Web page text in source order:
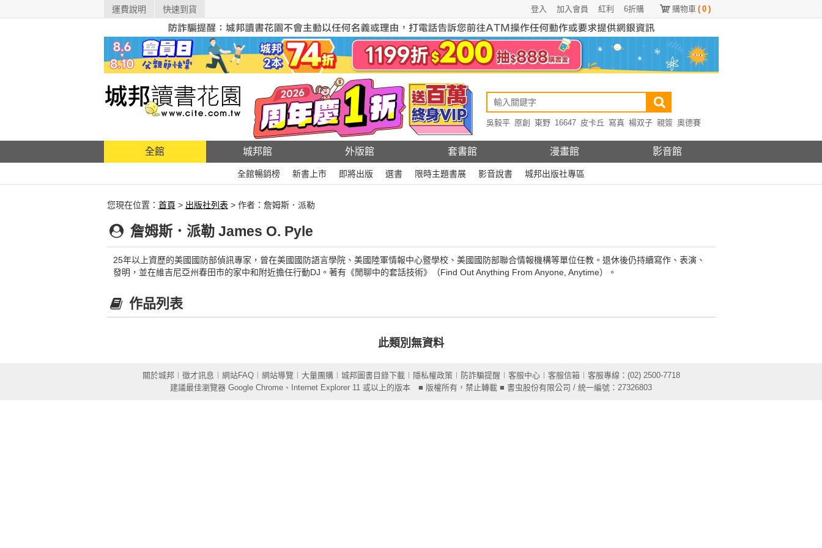
運費說明 快速到貨 購物車 ( 0 )
6折購
紅利
加入會員
登入
吳毅平 原創 東野 16647 皮卡丘 寫真 楊双子 親簽 奧德賽
全館 城邦館 外版館 套書館 漫畫館 影音館
全館暢銷榜 新書上市 即將出版 選書 限時主題書展 影音說書 城邦出版社專區
您現在位置： 首頁 > 出版社列表 > 作者：詹姆斯．派勒
詹姆斯．派勒 James O. Pyle
25年以上資歷的美國國防部偵訊專家，曾在美國國防語言學院、美國陸軍情報中心暨學校、美國國防部聯合情報機構等單位任教。退休後仍持續寫作、表演、
發明，並在維吉尼亞州春田市的家中和附近擔任行動DJ。著有《閒聊中的套話技術》（Find Out Anything From Anyone, Anytime）。
作品列表
此類別無資料
關於城邦︱ 徵才訊息 網站FAQ︱ 網站導覽︱ 大量團購︱ 城邦圖書目錄下載︱ 隱私權政策︱ 防詐騙提醒 客服中心︱ 客服信箱︱客服專線：(02) 2500-7718
建議最佳瀏覽器 Google Chrome 、Internet Explorer 11 或以上的版本 ■ 版權所有，禁止轉載 ■ 書虫股份有限公司 / 統一編號：27326803